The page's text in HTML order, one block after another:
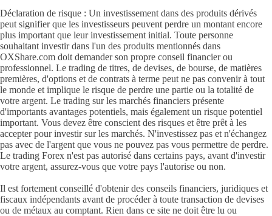
Déclaration de risque : Un investissement dans des produits dérivés
peut signifier que les investisseurs peuvent perdre un montant encore
plus important que leur investissement initial. Toute personne
souhaitant investir dans l'un des produits mentionnés dans
OXShare.com doit demander son propre conseil financier ou
professionnel. Le trading de titres, de devises, de bourse, de matières
premières, d'options et de contrats à terme peut ne pas convenir à tout
le monde et implique le risque de perdre une partie ou la totalité de
votre argent. Le trading sur les marchés financiers présente
d'importants avantages potentiels, mais également un risque potentiel
important. Vous devez être conscient des risques et être prêt à les
accepter pour investir sur les marchés. N'investissez pas et n'échangez
pas avec de l'argent que vous ne pouvez pas vous permettre de perdre.
Le trading Forex n'est pas autorisé dans certains pays, avant d'investir
votre argent, assurez-vous que votre pays l'autorise ou non.
Il est fortement conseillé d'obtenir des conseils financiers, juridiques et
fiscaux indépendants avant de procéder à toute transaction de devises
ou de métaux au comptant. Rien dans ce site ne doit être lu ou